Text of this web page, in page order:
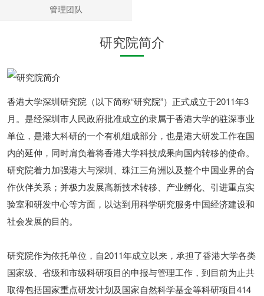
管理团队
研究院简介
香港大学深圳研究院（以下简称“研究院”）正式成立于2011年3
月。是经深圳市人民政府批准成立的隶属于香港大学的驻深事业
单位，是港大科研的一个有机组成部分，也是港大研发工作在国
内的延伸，同时肩负着将香港大学科技成果向国内转移的使命。
研究院着力加强港大与深圳、珠江三角洲以及整个中国业界的合
作伙伴关系；并极力发展高新技术转移、产业孵化、引进重点实
验室和研发中心等方面，以达到用科学研究服务中国经济建设和
社会发展的目的。
研究院作为依托单位，自2011年成立以来，承担了香港大学各类
国家级、省级和市级科研项目的申报与管理工作，到目前为止共
取得包括国家重点研发计划及国家自然科学基金等科研项目414